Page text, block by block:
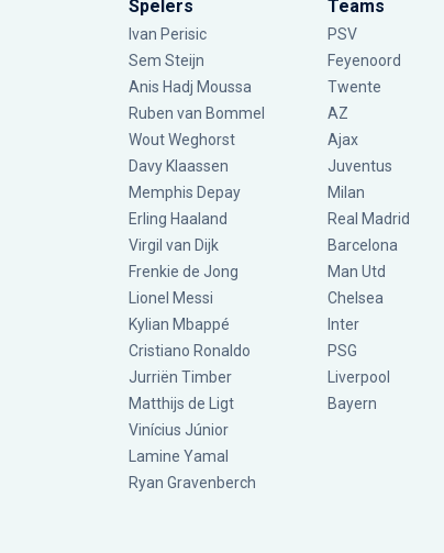
Spelers
Ivan Perisic
Sem Steijn
Anis Hadj Moussa
Ruben van Bommel
Wout Weghorst
Davy Klaassen
Memphis Depay
Erling Haaland
Virgil van Dijk
Frenkie de Jong
Lionel Messi
Kylian Mbappé
Cristiano Ronaldo
Jurriën Timber
Matthijs de Ligt
Vinícius Júnior
Lamine Yamal
Ryan Gravenberch
Teams
PSV
Feyenoord
Twente
AZ
Ajax
Juventus
Milan
Real Madrid
Barcelona
Man Utd
Chelsea
Inter
PSG
Liverpool
Bayern